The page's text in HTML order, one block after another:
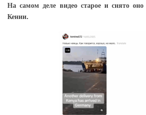
На самом деле видео старое и снято
Кении.